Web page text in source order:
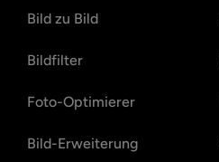
Bild zu Bild
Bildfilter
Foto-Optimierer
Bild-Erweiterung